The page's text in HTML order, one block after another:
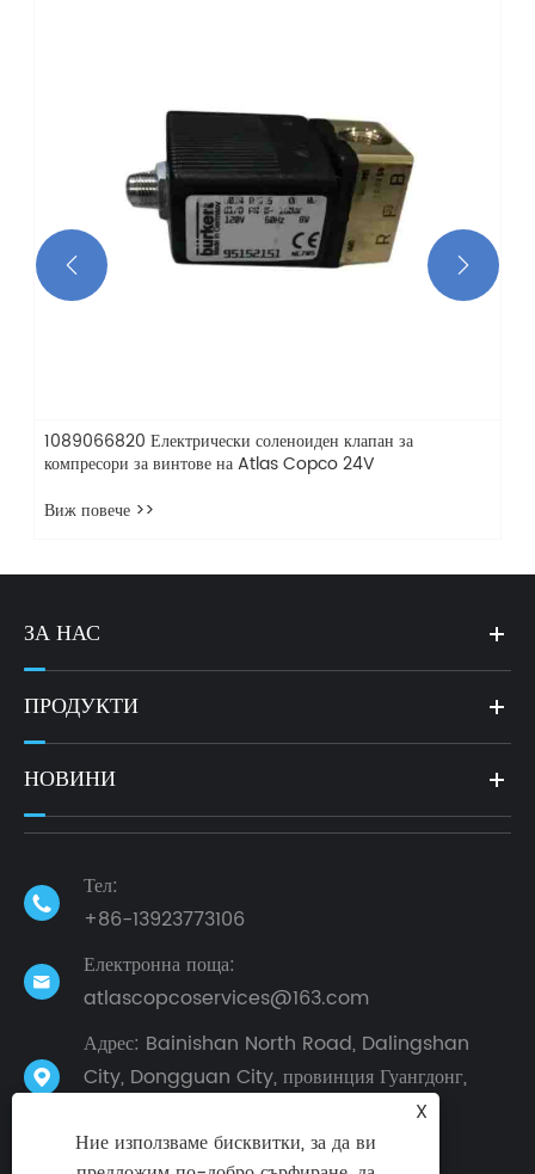
1089066820 Електрически соленоиден клапан за
компресори за винтове на Atlas Copco 24V
Виж повече >>
 
ЗА НАС
ПРОДУКТИ
НОВИНИ

Тел:
+86-13923773106

Електронна поща:
atlascopcoservices@163.com

Адрес: Bainishan North Road, Dalingshan
City, Dongguan City, провинция Гуангдонг,
X
Ние използваме бисквитки, за да ви